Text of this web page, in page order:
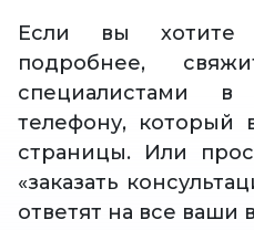
Если вы хотите
подробнее,
специалистами
телефону, который
страницы. Или
«заказать
ответят на все ваши